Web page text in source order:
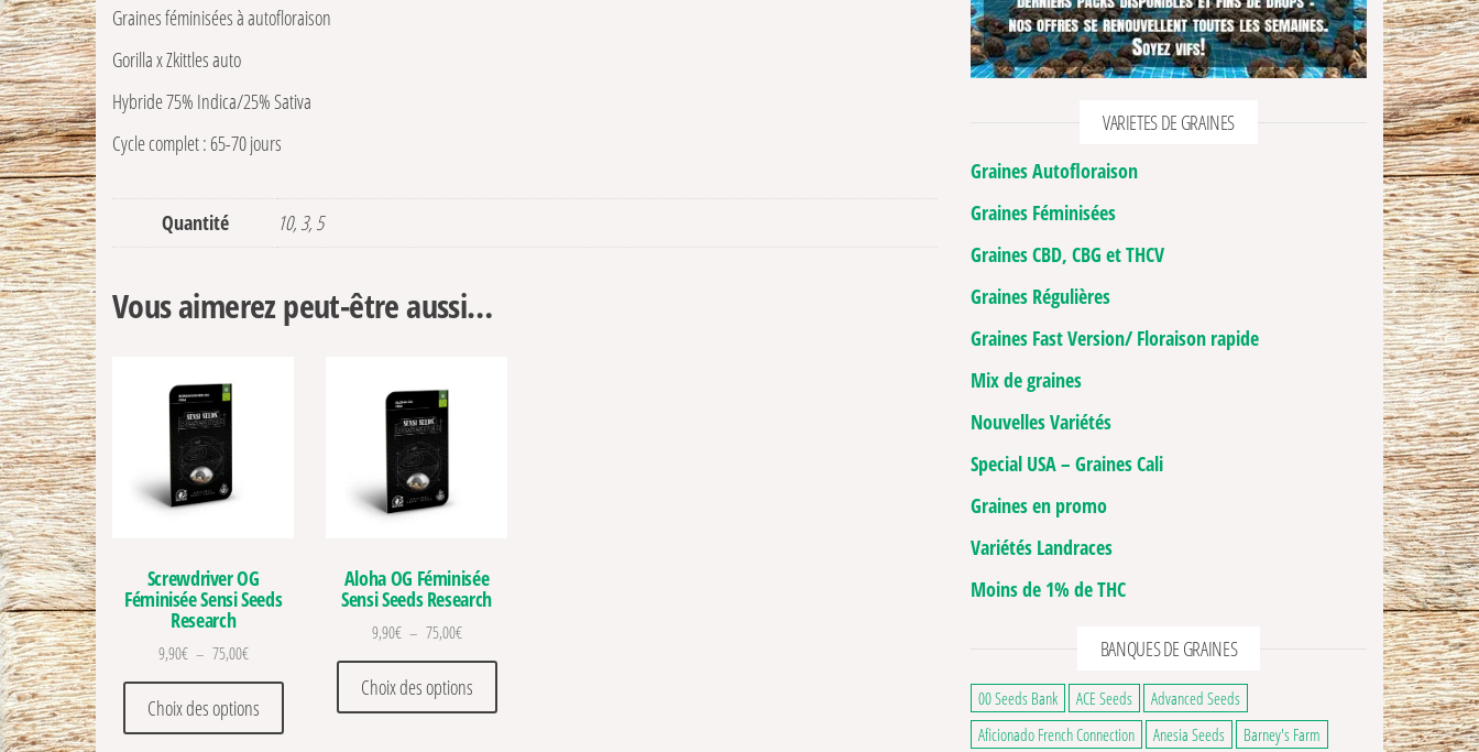
Graines féminisées à autofloraison
Gorilla x Zkittles auto
Hybride 75% Indica/25% Sativa
Cycle complet : 65-70 jours
Quantité 10, 3, 5
Vous aimerez peut-être aussi…
Screwdriver OG
Féminisée Sensi Seeds
Research
9,90€ – 75,00€Plage de prix : 9,90€ à 75,00€
Choix des options
Ce produit a plusieurs variations. Les options peuvent être choisies sur la page du produit
Aloha OG Féminisée
Sensi Seeds Research
9,90€ – 75,00€Plage de prix : 9,90€ à 75,00€
Choix des options
Ce produit a plusieurs variations. Les options peuvent être choisies sur la page du produit
VARIETES DE GRAINES
Graines Autofloraison
Graines Féminisées
Graines CBD, CBG et THCV
Graines Régulières
Graines Fast Version/ Floraison rapide
Mix de graines
Nouvelles Variétés
Special USA – Graines Cali
Graines en promo
Variétés Landraces
Moins de 1% de THC
BANQUES DE GRAINES
00 Seeds Bank ACE Seeds
Advanced Seeds
Aficionado French Connection
Anesia Seeds
Barney's Farm